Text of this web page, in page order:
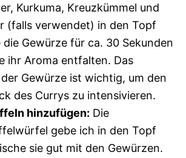
Kurkuma, Kreuzkümmel und
(falls verwendet) in den Topf
Gewürze für ca. 30 Sekunden
ihr Aroma entfalten. Das
Gewürze ist wichtig, um den
des Currys zu intensivieren.
hinzufügen: Die
gebe ich in den Topf
sie gut mit den Gewürzen.